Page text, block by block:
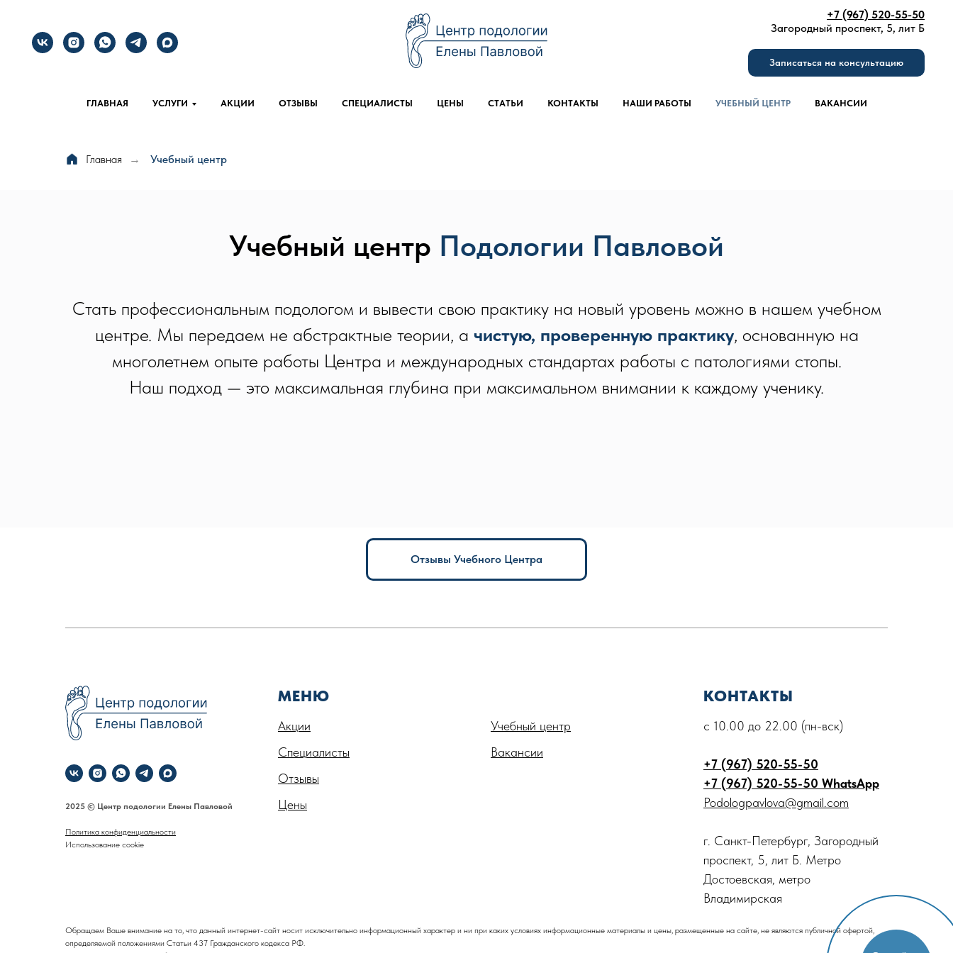
+7 (967) 520-55-50
Загородный проспект, 5, лит Б
Записаться на консультацию
ГЛАВНАЯ УСЛУГИ АКЦИИ ОТЗЫВЫ СПЕЦИАЛИСТЫ ЦЕНЫ СТАТЬИ КОНТАКТЫ НАШИ РАБОТЫ УЧЕБНЫЙ ЦЕНТР ВАКАНСИИ
Главная → Учебный центр
Учебный центр Подологии Павловой
Стать профессиональным подологом и вывести свою практику на новый уровень можно в нашем учебном
центре. Мы передаем не абстрактные теории, а чистую, проверенную практику, основанную на
многолетнем опыте работы Центра и международных стандартах работы с патологиями стопы.
Наш подход — это максимальная глубина при максимальном внимании к каждому ученику.
Отзывы Учебного Центра
2025 © Центр подологии Елены Павловой
Политика конфиденциальности
Использование cookie
МЕНЮ
Акции
Специалисты
Отзывы
Цены
Учебный центр
Вакансии
КОНТАКТЫ
с 10.00 до 22.00 (пн-вск)
+7 (967) 520-55-50
+7 (967) 520-55-50 WhatsApp
Podologpavlova@gmail.com
г. Санкт-Петербург, Загородный
проспект, 5, лит Б. Метро
Достоевская, метро
Владимирская
Обращаем Ваше внимание на то, что данный интернет-сайт носит исключительно информационный характер и ни при каких условиях информационные материалы и цены, размещенные на сайте, не являются публичной офертой,
определяемой положениями Статьи 437 Гражданского кодекса РФ.